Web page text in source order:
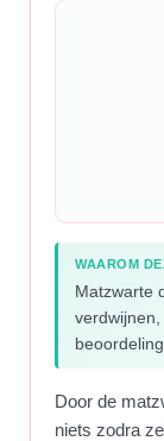
WAAROM
Matzwarte
Door de
niets zodra